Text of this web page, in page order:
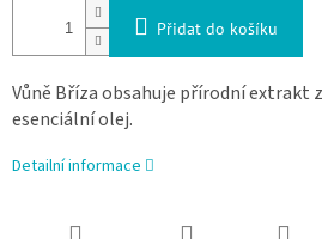
Přidat do košíku
Vůně Bříza obsahuje přírodníextrakt z
esenciální olej.
Detailní informace